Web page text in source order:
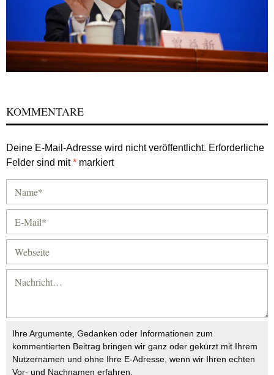
KOMMENTARE
Deine E-Mail-Adresse wird nicht veröffentlicht. Erforderliche
Felder sind mit* markiert
Ihre Argumente, Gedanken oder Informationen zum
kommentierten Beitrag bringen wir ganz oder gekürzt mit Ihrem
Nutzernamen und ohne Ihre E-Adresse, wenn wir Ihren echten
Vor- und Nachnamen erfahren.